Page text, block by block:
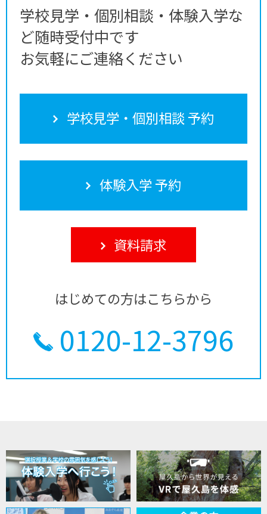
学校見学・個別相談・体験入学な
ど随時受付中です
お気軽にご連絡ください
学校見学・個別相談 予約
体験入学 予約
資料請求
はじめての方はこちらから
0120-12-3796